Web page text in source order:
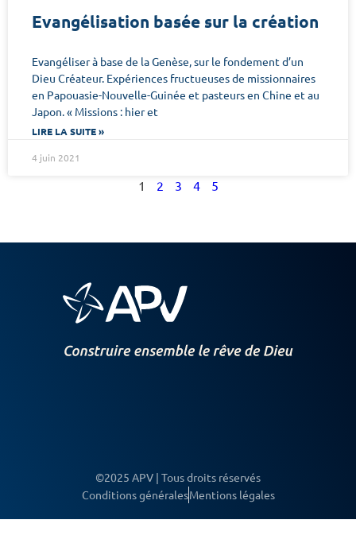
Evangélisation basée sur la création
Evangéliser à base de la Genèse, sur le fondement d’un
Dieu Créateur. Expériences fructueuses de missionnaires
en Papouasie-Nouvelle-Guinée et pasteurs en Chine et au
Japon. « Missions : hier et
LIRE LA SUITE »
4 juin 2021
1 2 3 4 5
©2025 APV | Tous droits réservés
Conditions généralesMentions légales